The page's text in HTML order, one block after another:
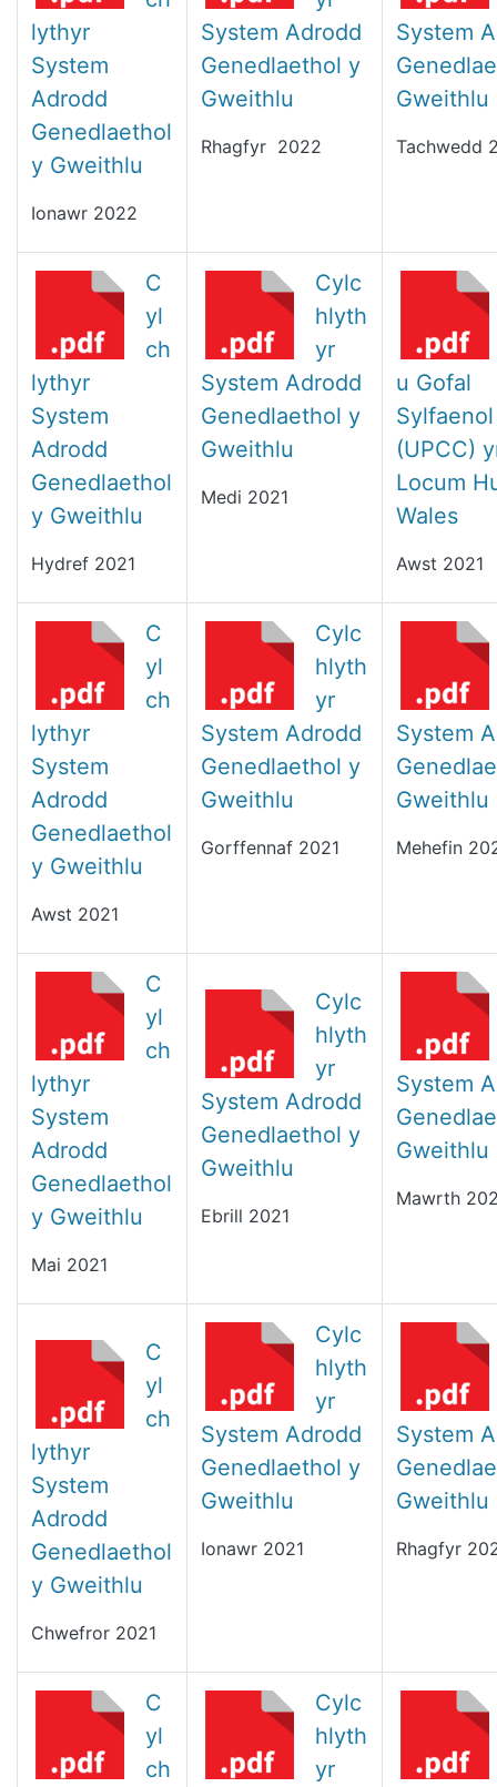
lythyr
System
Adrodd
Genedlaethol
y Gweithlu
Ionawr 2022
System Adrodd
Genedlaethol y
Gweithlu
Rhagfyr 2022
System
Gweithlu
Tachwedd
C
yl
ch
lythyr
System
Adrodd
Genedlaethol
y Gweithlu
Hydref 2021
Cylc
hlyth
yr
System Adrodd
Genedlaethol y
Gweithlu
Medi 2021
u Gofal
(UPCC)
Locum
Wales
Awst 2021
C
yl
ch
lythyr
System
Adrodd
Genedlaethol
y Gweithlu
Awst 2021
Cylc
hlyth
yr
System Adrodd
Genedlaethol y
Gweithlu
Gorffennaf 2021
System
Gweithlu
Mehefin
C
yl
ch
lythyr
System
Adrodd
Genedlaethol
y Gweithlu
Mai 2021
Cylc
hlyth
yr
System Adrodd
Genedlaethol y
Gweithlu
Ebrill 2021
System
Gweithlu
Mawrth
C
yl
ch
lythyr
System
Adrodd
Genedlaethol
y Gweithlu
Chwefror 2021
Cylc
hlyth
yr
System Adrodd
Genedlaethol y
Gweithlu
Ionawr 2021
System
Gweithlu
Rhagfyr
C
yl
ch
Cylc
hlyth
yr